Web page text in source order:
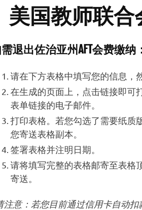
美国教师联
退出佐治亚州AFT会费缴纳
请在下方表格中填写您的信息，
在生成的页面上，点击链接即可
表单链接的电子邮件。
打印表格。若您勾选了需要纸质
您寄送表格副本。
签署表格并注明日期。
请将填写完整的表格邮寄至表格
寄送。
注意：若您目前通过信用卡自动